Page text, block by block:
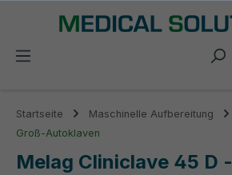
springen
Startseite Maschinelle Aufbereitung
Groß-Autoklaven
Melag Cliniclave 45 D -